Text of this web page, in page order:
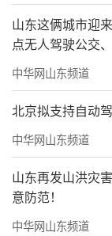
山东这俩城市迎
点无人驾驶公交
路
中华网山东频道
北京拟支持自动
中华网山东频道
山东再发山洪灾
意防范！
中华网山东频道